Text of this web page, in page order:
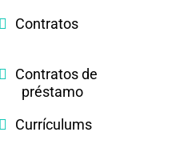
Contratos
Contratos de
préstamo
Currículums